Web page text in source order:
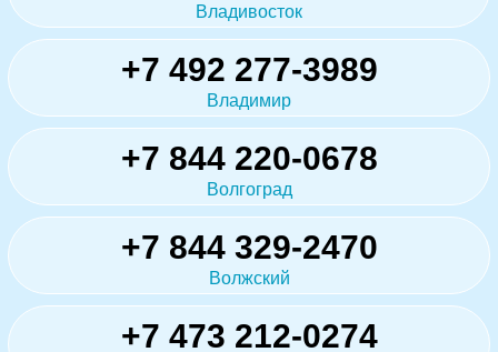
Владивосток
+7 492 277-3989
Владимир
+7 844 220-0678
Волгоград
+7 844 329-2470
Волжский
+7 473 212-0274